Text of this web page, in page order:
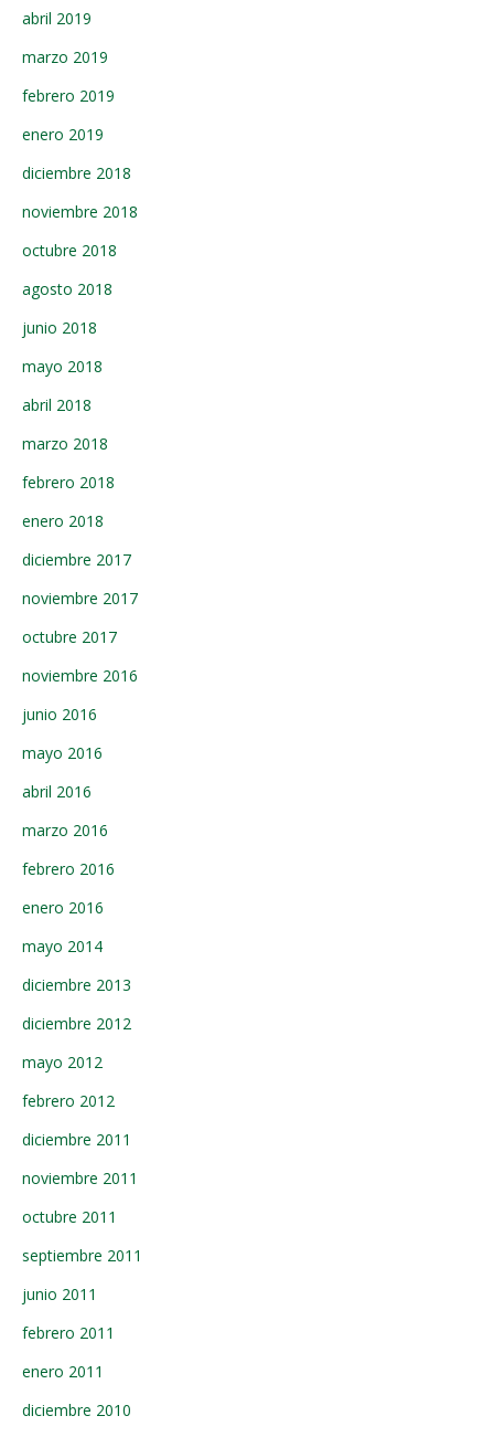
abril 2019
marzo 2019
febrero 2019
enero 2019
diciembre 2018
noviembre 2018
octubre 2018
agosto 2018
junio 2018
mayo 2018
abril 2018
marzo 2018
febrero 2018
enero 2018
diciembre 2017
noviembre 2017
octubre 2017
noviembre 2016
junio 2016
mayo 2016
abril 2016
marzo 2016
febrero 2016
enero 2016
mayo 2014
diciembre 2013
diciembre 2012
mayo 2012
febrero 2012
diciembre 2011
noviembre 2011
octubre 2011
septiembre 2011
junio 2011
febrero 2011
enero 2011
diciembre 2010